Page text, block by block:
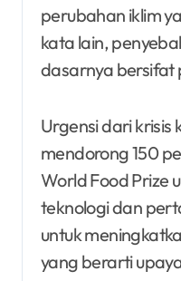
perubahan iklim
kata lain,
dasarnya bersifat
Urgensi dari krisis
mendorong 150
World Food Prize
teknologi dan
untuk
yang berarti